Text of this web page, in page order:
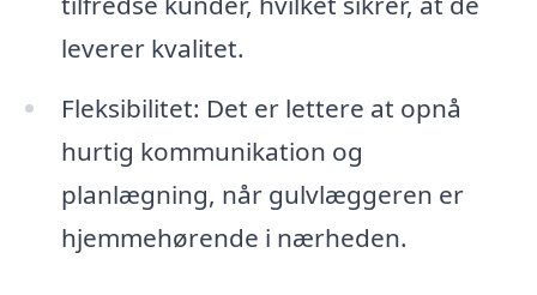
leverer kvalitet.
Fleksibilitet: Det er lettere at opnå
hurtig kommunikation og
planlægning, når gulvlæggeren er
hjemmehørende i nærheden.